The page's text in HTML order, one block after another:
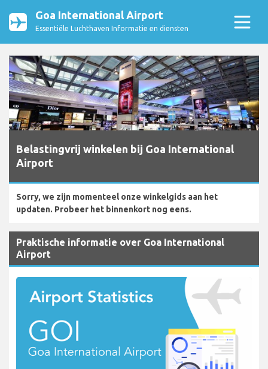
Goa International Airport
Essentiële Luchthaven Informatie en diensten
Belastingvrij winkelen bij Goa International
Airport
Sorry, we zijn momenteel onze winkelgids aan het
updaten. Probeer het binnenkort nog eens.
Praktische informatie over Goa International
Airport